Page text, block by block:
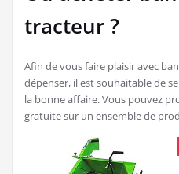
tracteur ?
Afin de vous faire plaisir avec
dépenser, il est souhaitable de
la bonne affaire. Vous pouvez
gratuite sur un ensemble de